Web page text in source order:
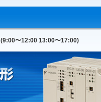
(9:00〜12:00 13:00〜17:00)